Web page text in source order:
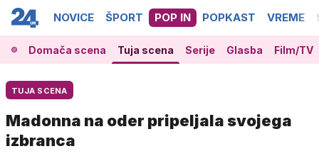
NOVICE ŠPORT POP IN POPKAST VREME
Domača scena Tuja scena Serije Glasba Film/TV
TUJA SCENA
Madonna na oder pripeljala svojega
izbranca